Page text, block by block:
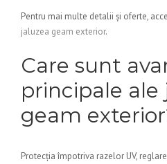
Pentru mai multe detalii și oferte,
jaluzea geam exterior.
Care sunt
principale ale
geam
Protecția împotriva razelor UV,